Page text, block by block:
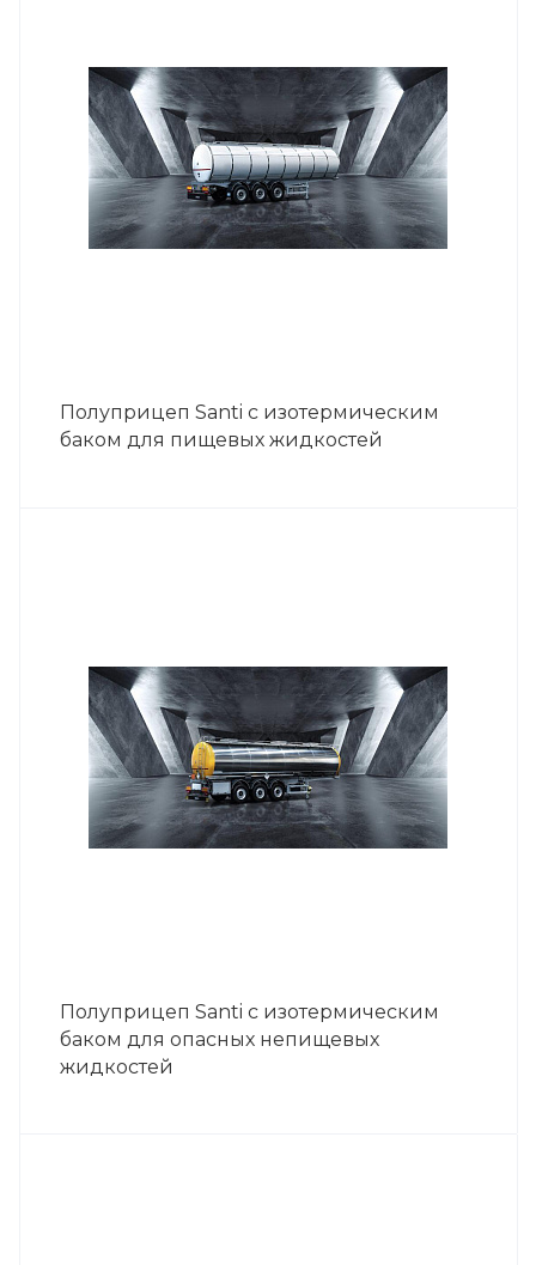
Полуприцеп Santi с изотермическим
баком для пищевых жидкостей
Полуприцеп Santi с изотермическим
баком для опасных непищевых
жидкостей